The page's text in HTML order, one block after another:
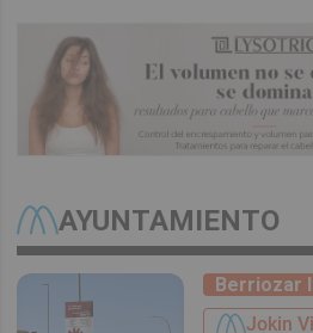
AYUNTAMIENTO
Berriozar
Jokin